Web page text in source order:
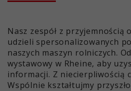
Nasz zespół z przyjemnością
udzieli spersonalizowanych
naszych maszyn rolniczych.
wystawowy w Rheine, aby
informacji. Z niecierpliwością
Wspólnie kształtujmy